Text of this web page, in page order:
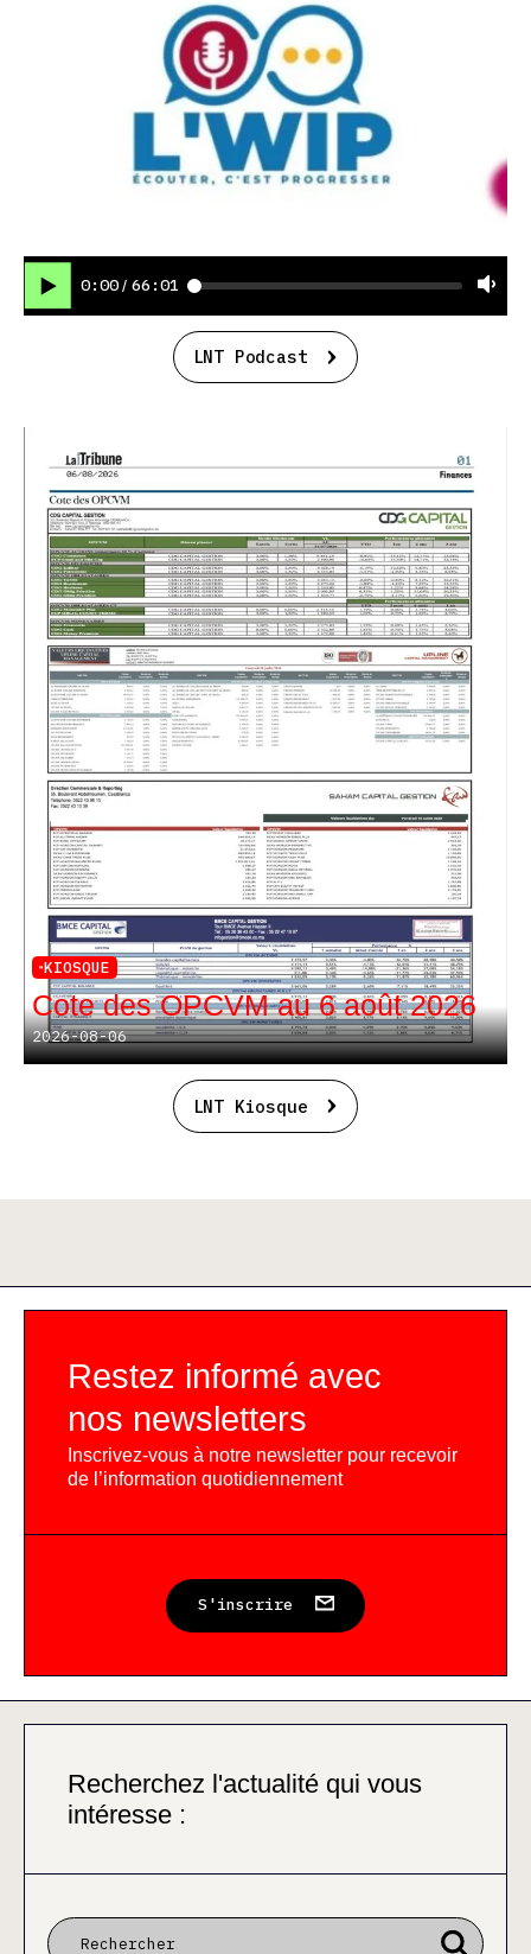
0:00 / 66:01
LNT Podcast
KIOSQUE
Cote des OPCVM au 6 août 2026
2026-08-06
LNT Kiosque
Restez informé avec
nos newsletters
Inscrivez-vous à notre newsletter pour recevoir
de l’information quotidiennement
S'inscrire
Recherchez l'actualité qui vous
intéresse :